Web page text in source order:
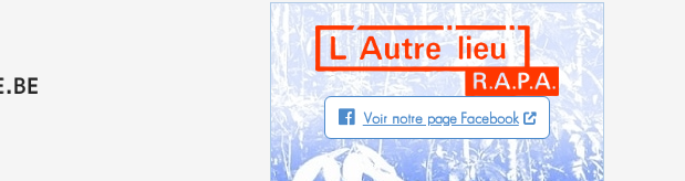
Voir notre page Facebook